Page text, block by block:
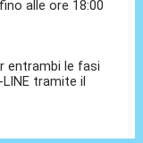
alle ore 18:00
entrambi le fasi
tramite il